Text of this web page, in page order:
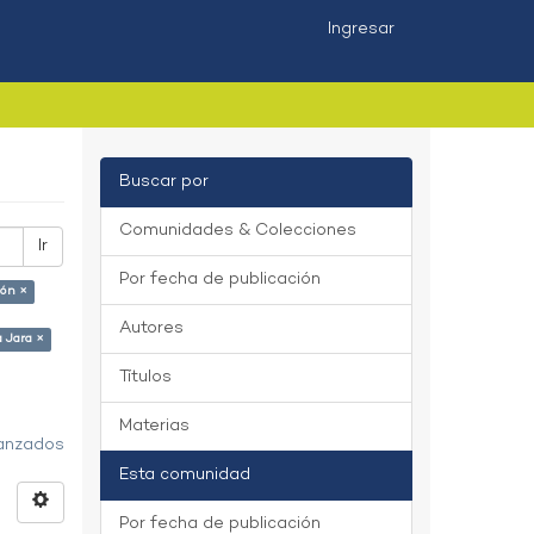
Ingresar
Ir
×
Jara ×
Buscar por
Comunidades & Colecciones
Por fecha de publicación
Autores
Títulos
Materias
Esta comunidad
Por fecha de publicación